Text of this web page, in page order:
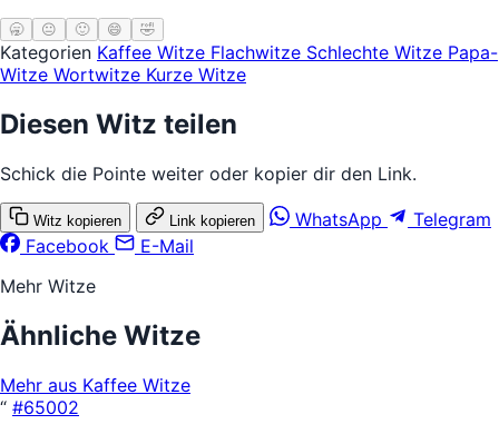
🥱 😐 🙂 😄 🤣
Kategorien Kaffee Witze Flachwitze Schlechte Witze Papa-
Witze Wortwitze Kurze Witze
Diesen Witz teilen
Schick die Pointe weiter oder kopier dir den Link.
Witz kopieren Link kopieren WhatsApp
Telegram
Facebook
E-Mail
Mehr Witze
Ähnliche Witze
Mehr aus Kaffee Witze
“ #65002